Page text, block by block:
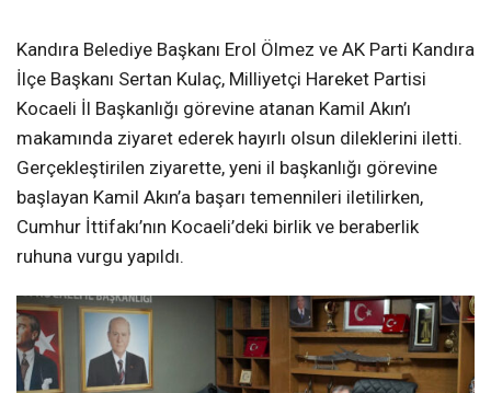
Kandıra Belediye Başkanı Erol Ölmez ve AK Parti Kandıra